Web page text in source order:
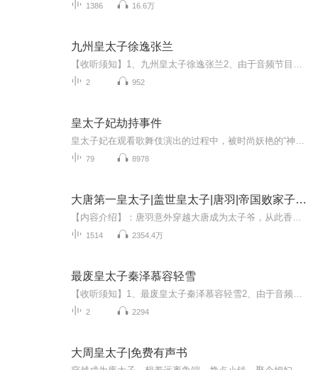
1386 16.6万
九州皇太子徐逸张兰
2 952
皇太子妃劫持事件
79 8978
大唐第一皇太子|盖世皇太子|唐羽|帝国败家子多人剧
1514 2354.4万
最废皇太子秦泽慕容轻雪
2 2294
大周皇太子|免费有声书